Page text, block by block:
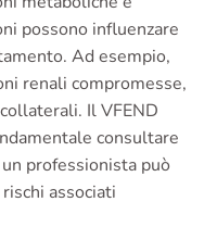
possono influenzare
Ad esempio,
renali compromesse,
Il VFEND
consultare
professionista può
associati